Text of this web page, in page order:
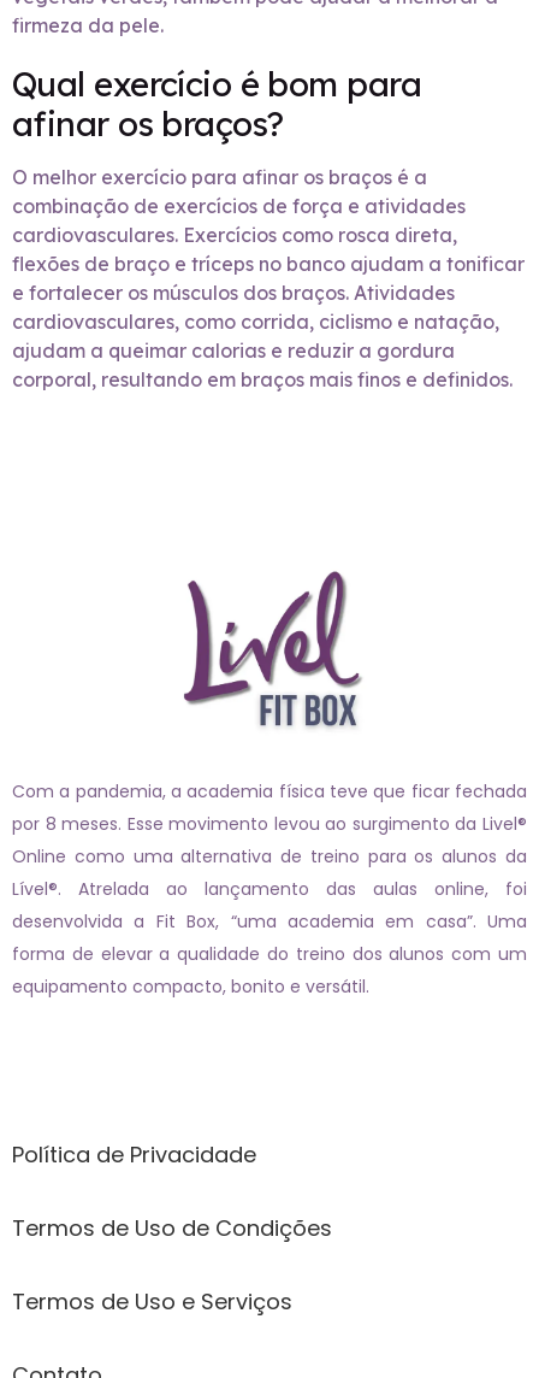
firmeza da pele.
Qual exercício é bom para
afinar os braços?
O melhor exercício para afinar os braços é a
combinação de exercícios de força e atividades
cardiovasculares. Exercícios como rosca direta,
flexões de braço e tríceps no banco ajudam a tonificar
e fortalecer os músculos dos braços. Atividades
cardiovasculares, como corrida, ciclismo e natação,
ajudam a queimar calorias e reduzir a gordura
corporal, resultando em braços mais finos e definidos.
Com a pandemia, a academia física teve que ficar fechada
por 8 meses. Esse movimento levou ao surgimento da Livel®
Online como uma alternativa de treino para os alunos da
Lível®. Atrelada ao lançamento das aulas online, foi
desenvolvida a Fit Box, “uma academia em casa”. Uma
forma de elevar a qualidade do treino dos alunos com um
equipamento compacto, bonito e versátil.
Política de Privacidade
Termos de Uso de Condições
Termos de Uso e Serviços